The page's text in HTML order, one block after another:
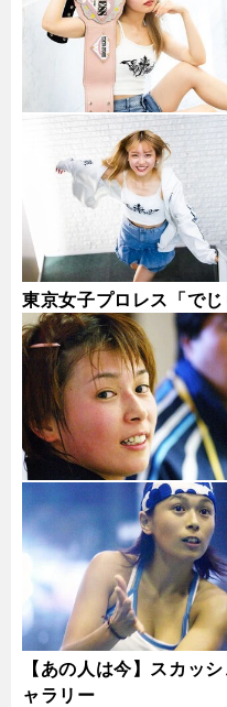
東京女子プロレス「で
【あの人は今】スカッ
ャラリー